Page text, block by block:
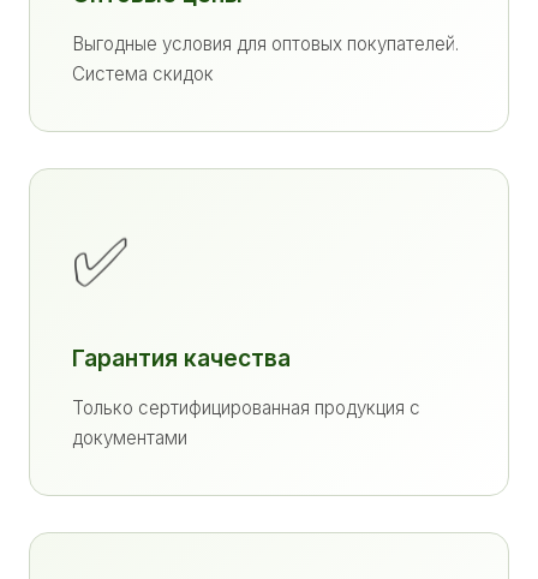
Выгодные условия для оптовых покупателей.
Система скидок
✅
Гарантия качества
Только сертифицированная продукция с
документами